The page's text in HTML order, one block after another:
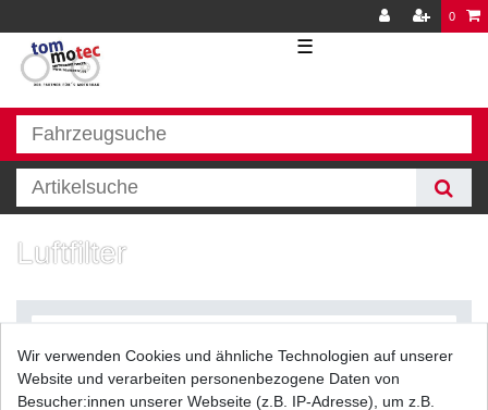
0
☰
Luftfilter
Wir verwenden Cookies und ähnliche Technologien auf unserer
Website und verarbeiten personenbezogene Daten von
Besucher:innen unserer Webseite (z.B. IP-Adresse), um z.B.